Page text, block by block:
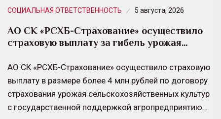
СОЦИАЛЬНАЯ ОТВЕТСТВЕННОСТЬ 5 августа, 2026
АО СК «РСХБ-Страхование» осуществило
страховую выплату за гибель урожая…
АО СК «РСХБ-Страхование» осуществило страховую
выплату в размере более 4 млн рублей по договору
страхования урожая сельскохозяйственных культур
с государственной поддержкой агропредприятию…